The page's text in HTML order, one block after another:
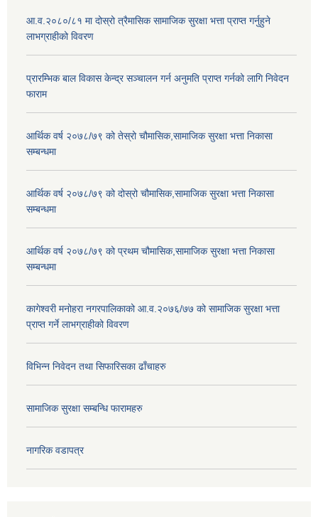
आ.व.२०८०/८१ मा दोस्रो त्रैमासिक सामाजिक सुरक्षा भत्ता प्राप्त गर्नुहुने
लाभग्राहीको विवरण
प्रारम्भिक बाल विकास केन्द्र सञ्चालन गर्न अनुमति प्राप्त गर्नको लागि निवेदन
फाराम
आर्थिक वर्ष २०७८/७९ को तेस्रो चौमासिक,सामाजिक सुरक्षा भत्ता निकासा
सम्बन्धमा
आर्थिक वर्ष २०७८/७९ को दोस्रो चौमासिक,सामाजिक सुरक्षा भत्ता निकासा
सम्बन्धमा
आर्थिक वर्ष २०७८/७९ को प्रथम चौमासिक,सामाजिक सुरक्षा भत्ता निकासा
सम्बन्धमा
कागेश्वरी मनोहरा नगरपालिकाको आ.व.२०७६/७७ को सामाजिक सुरक्षा भत्ता
प्राप्त गर्ने लाभग्राहीको विवरण
विभिन्न निवेदन तथा सिफारिसका ढाँचाहरु
सामाजिक सुरक्षा सम्बन्धि फारामहरु
नागरिक वडापत्र